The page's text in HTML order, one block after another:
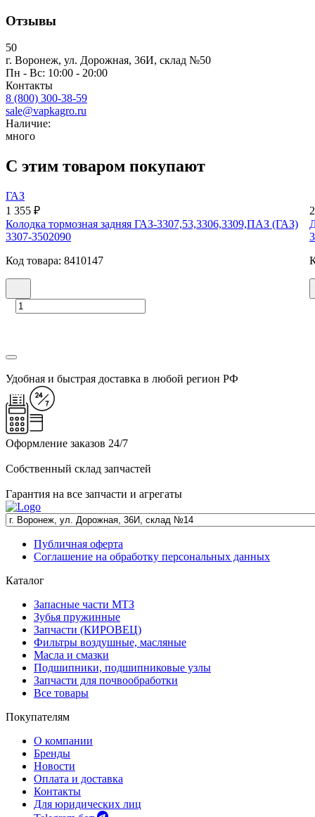
Отзывы
50
г. Воронеж, ул. Дорожная, 36И, склад №50
Пн - Вс: 10:00 - 20:00
Контакты
8 (800) 300-38-59
sale@vapkagro.ru
Наличие:
много
С этим товаром покупают
ГАЗ
1 355 ₽
Колодка тормозная задняя ГАЗ-3307,53,3306,3309,ПАЗ (ГАЗ)
3307-3502090
Код товара: 8410147
Удобная и быстрая доставка в любой регион РФ
Оформление заказов 24/7
Собственный склад запчастей
Гарантия на все запчасти и агрегаты
Публичная оферта
Соглашение на обработку персональных данных
Каталог
Запасные части МТЗ
Зубья пружинные
Запчасти (КИРОВЕЦ)
Фильтры воздушные, масляные
Масла и смазки
Подшипники, подшипниковые узлы
Запчасти для почвообработки
Все товары
Покупателям
О компании
Бренды
Новости
Оплата и доставка
Контакты
Для юридических лиц